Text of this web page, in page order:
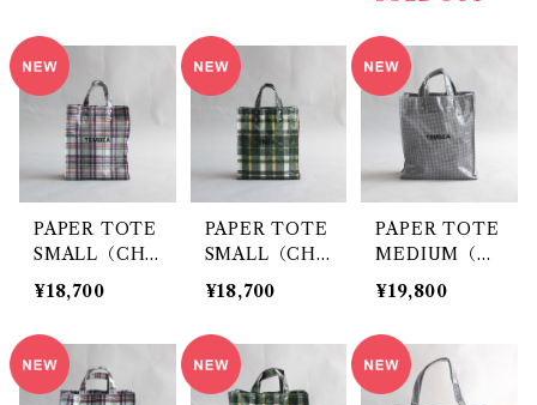
PAPER TOTE
SMALL（CHE
CK NAVY）/
TEMBEA
¥18,700
PAPER TOTE
SMALL（CHE
CK GREE
N）/ TEMBE
A
¥18,700
PAPER TOTE
MEDIUM（GI
NGHAM SMA
LL BLACK）/
TEMBEA
¥19,800